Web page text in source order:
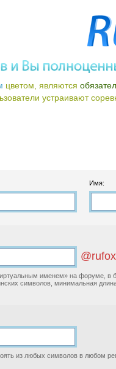
цветом, являются
устраивают
Имя:
именем» на форуме, в
символов, минимальная
из любых символов в любом